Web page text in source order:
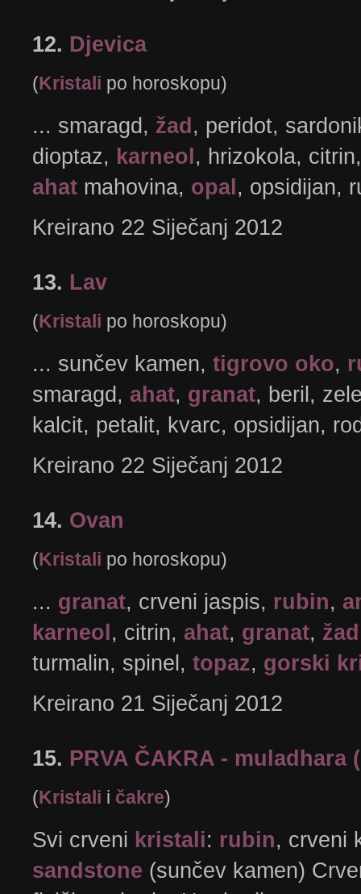
12. Djevica
(Kristali po horoskopu)
... smaragd, žad, peridot,
dioptaz, karneol, hrizokola,
ahat mahovina, opal, opsidijan,
Kreirano 22 Siječanj 2012
13. Lav
(Kristali po horoskopu)
... sunčev kamen, tigrovo oko,
smaragd, ahat, granat, beril,
kalcit, petalit, kvarc, opsidijan,
Kreirano 22 Siječanj 2012
14. Ovan
(Kristali po horoskopu)
... granat, crveni jaspis, rubin,
karneol, citrin, ahat, granat, žad
turmalin, spinel, topaz, gorski
Kreirano 21 Siječanj 2012
15. PRVA ČAKRA - muladhara
(Kristali i čakre)
Svi crveni kristali: rubin, crveni
sandstone (sunčev kamen)